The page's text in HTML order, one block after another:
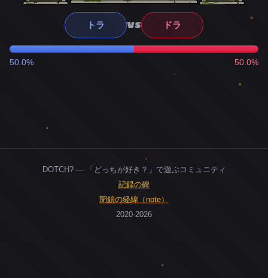
トラ VS ドラ
50.0% 50.0%
件
DOTCH? — 「どっちが好き？」で遊ぶコミュニティ
記録の碑
閉鎖の経緯（note）
2020-2026